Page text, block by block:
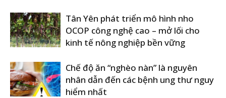
Tân Yên phát triển mô hình nho
OCOP công nghệ cao – mở lối cho
kinh tế nông nghiệp bền vững
Chế độ ăn “nghèo nàn” là nguyên
nhân dẫn đến các bệnh ung thư nguy
hiểm nhất